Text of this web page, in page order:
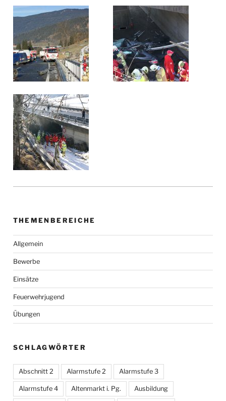
THEMENBEREICHE
Allgemein
Bewerbe
Einsätze
Feuerwehrjugend
Übungen
SCHLAGWÖRTER
Abschnitt 2 Alarmstufe 2 Alarmstufe 3
Alarmstufe 4 Altenmarkt i. Pg. Ausbildung